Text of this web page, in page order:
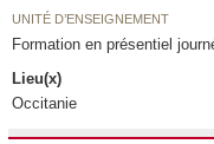
UNITÉ D’ENSEIGNEMENT
Formation en présentiel
Lieu(x)
Occitanie